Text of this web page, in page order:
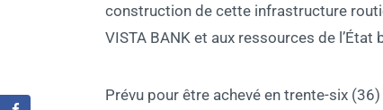
construction de cette infrastructure
VISTA BANK et aux ressources de l’État
Prévu pour être achevé en trente-six